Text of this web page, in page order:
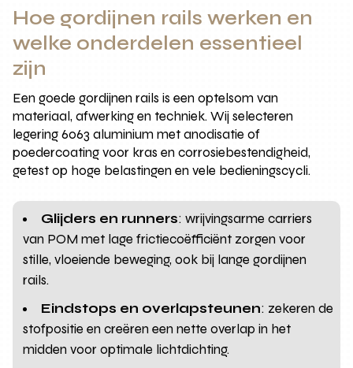
Hoe gordijnen rails werken en
welke onderdelen essentieel
zijn
Een goede gordijnen rails is een optelsom van
materiaal, afwerking en techniek. Wij selecteren
legering 6063 aluminium met anodisatie of
poedercoating voor kras en corrosiebestendigheid,
getest op hoge belastingen en vele bedieningscycli.
Glijders en runners: wrijvingsarme carriers
van POM met lage frictiecoëfficiënt zorgen voor
stille, vloeiende beweging, ook bij lange gordijnen
rails.
Eindstops en overlapsteunen: zekeren de
stofpositie en creëren een nette overlap in het
midden voor optimale lichtdichting.